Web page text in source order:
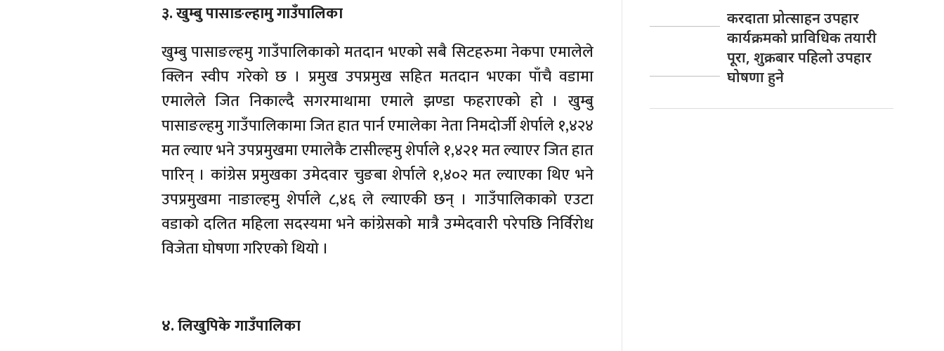
३. खुम्बु पासाङल्हामु गाउँपालिका
खुम्बु पासाङल्हमु गाउँपालिकाको मतदान भएको सबै सिटहरुमा नेकपा एमालेले
क्लिन स्वीप गरेको छ । प्रमुख उपप्रमुख सहित मतदान भएका पाँचै वडामा
एमालेले जित निकाल्दै सगरमाथामा एमाले झण्डा फहराएको हो । खुम्बु
पासाङल्हमु गाउँपालिकामा जित हात पार्न एमालेका नेता निमदोर्जी शेर्पाले १,४२४
मत ल्याए भने उपप्रमुखमा एमालेकै टासील्हमु शेर्पाले १,४२१ मत ल्याएर जित हात
पारिन् । कांग्रेस प्रमुखका उमेदवार चुङबा शेर्पाले १,४०२ मत ल्याएका थिए भने
उपप्रमुखमा नाङाल्हमु शेर्पाले ८,४६ ले ल्याएकी छन् । गाउँपालिकाको एउटा
वडाको दलित महिला सदस्यमा भने कांग्रेसको मात्रै उम्मेदवारी परेपछि निर्विरोध
विजेता घोषणा गरिएको थियो ।
४. लिखुपिके गाउँपालिका
करदाता प्रोत्साहन उपहार
कार्यक्रमको प्राविधिक तयारी
पूरा, शुक्रबार पहिलो उपहार
घोषणा हुने